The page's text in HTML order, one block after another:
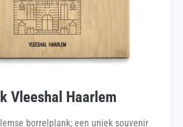
Vleeshal Haarlem
borrelplank; een uniek souvenir